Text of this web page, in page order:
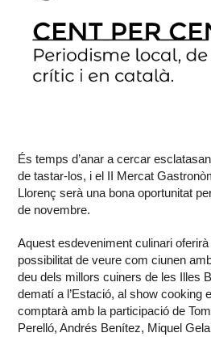
És temps d’anar a cercar
de tastar-los, i el II Mercat
Llorenç serà una bona oportunitat
de novembre.
Aquest esdeveniment culinari
possibilitat de veure com ciunen
deu dels millors cuiners de les Illes
dematí a l’Estació, al show cooking
comptarà amb la participació de
Perelló, Andrés Benítez, Miquel